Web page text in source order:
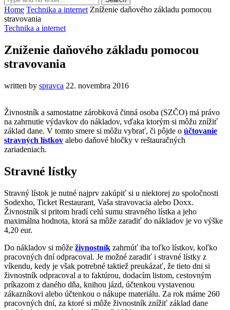
Home Technika a internet Zníženie daňového základu pomocou
stravovania
Technika a internet
Zníženie daňového základu pomocou
stravovania
written by spravca 22. novembra 2016
Živnostník a samostatne zárobková činná osoba (SZČO) má právo
na zahrnutie výdavkov do nákladov, vďaka ktorým si môžu znížiť
základ dane. V tomto smere si môžu vybrať, či pôjde o účtovanie
stravných lístkov alebo daňové bločky v reštauračných
zariadeniach.
Stravné lístky
Stravný lístok je nutné najprv zakúpiť si u niektorej zo spoločnosti
Sodexho, Ticket Restaurant, Vaša stravovacia alebo Doxx.
Živnostník si pritom hradí celú sumu stravného lístka a jeho
maximálna hodnota, ktorá sa môže zaradiť do nákladov je vo výške
4,20 eur.
Do nákladov si môže živnostník zahrnúť iba toľko lístkov, koľko
pracovných dní odpracoval. Je možné zaradiť i stravné lístky z
víkendu, kedy je však potrebné taktiež preukázať, že tieto dni si
živnostník odpracoval a to faktúrou, dodacím listom, cestovným
príkazom z daného dňa, knihou jázd, účtenkou vystavenou
zákazníkovi alebo účtenkou o nákupe materiálu. Za rok máme 260
pracovných dní, za ktoré si môže živnostník znížiť základ dane